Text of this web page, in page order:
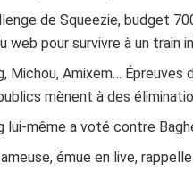
de Squeezie, budget
web pour survivre à un train
Michou, Amixem… Épreuves
mènent à des
lui-même a voté contre
émue en live,